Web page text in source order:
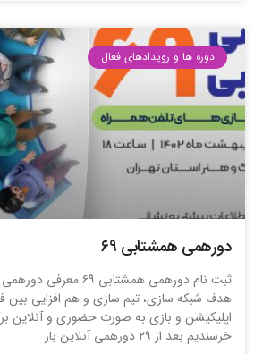
دوره ها و رویدادهای فعال
دورهمی همشتابی ۶۹
ثبت نام دورهمی همشتابی
هدف شبکه سازی، تیم سازی و هم افزایی بین
اپلیکیشن و بازی به صورت حضوری و آنلاین
خرسندیم بعد از ۲۹ دورهمی آنلاین بار